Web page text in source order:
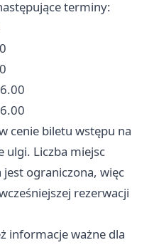
terminy:
cenie biletu wstępu na
ulgi. Liczba miejsc
jest ograniczona, więc
rezerwacji
informacje ważne dla